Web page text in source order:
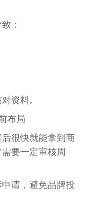
：
资料。
布局
很快就能拿到商
要一定审核周
请，避免品牌投